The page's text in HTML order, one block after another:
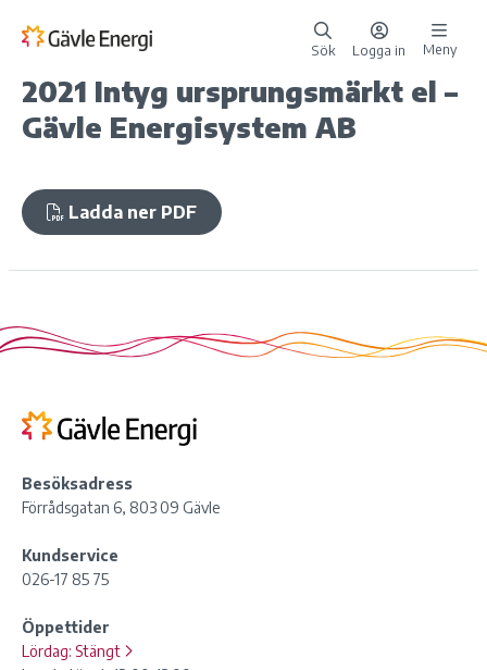
Sök Logga in Meny
2021 Intyg ursprungsmärkt el –
Gävle Energisystem AB
Ladda ner PDF
Besöksadress
Förrådsgatan 6, 803 09 Gävle
Kundservice
026-17 85 75
Öppettider
Lördag: Stängt